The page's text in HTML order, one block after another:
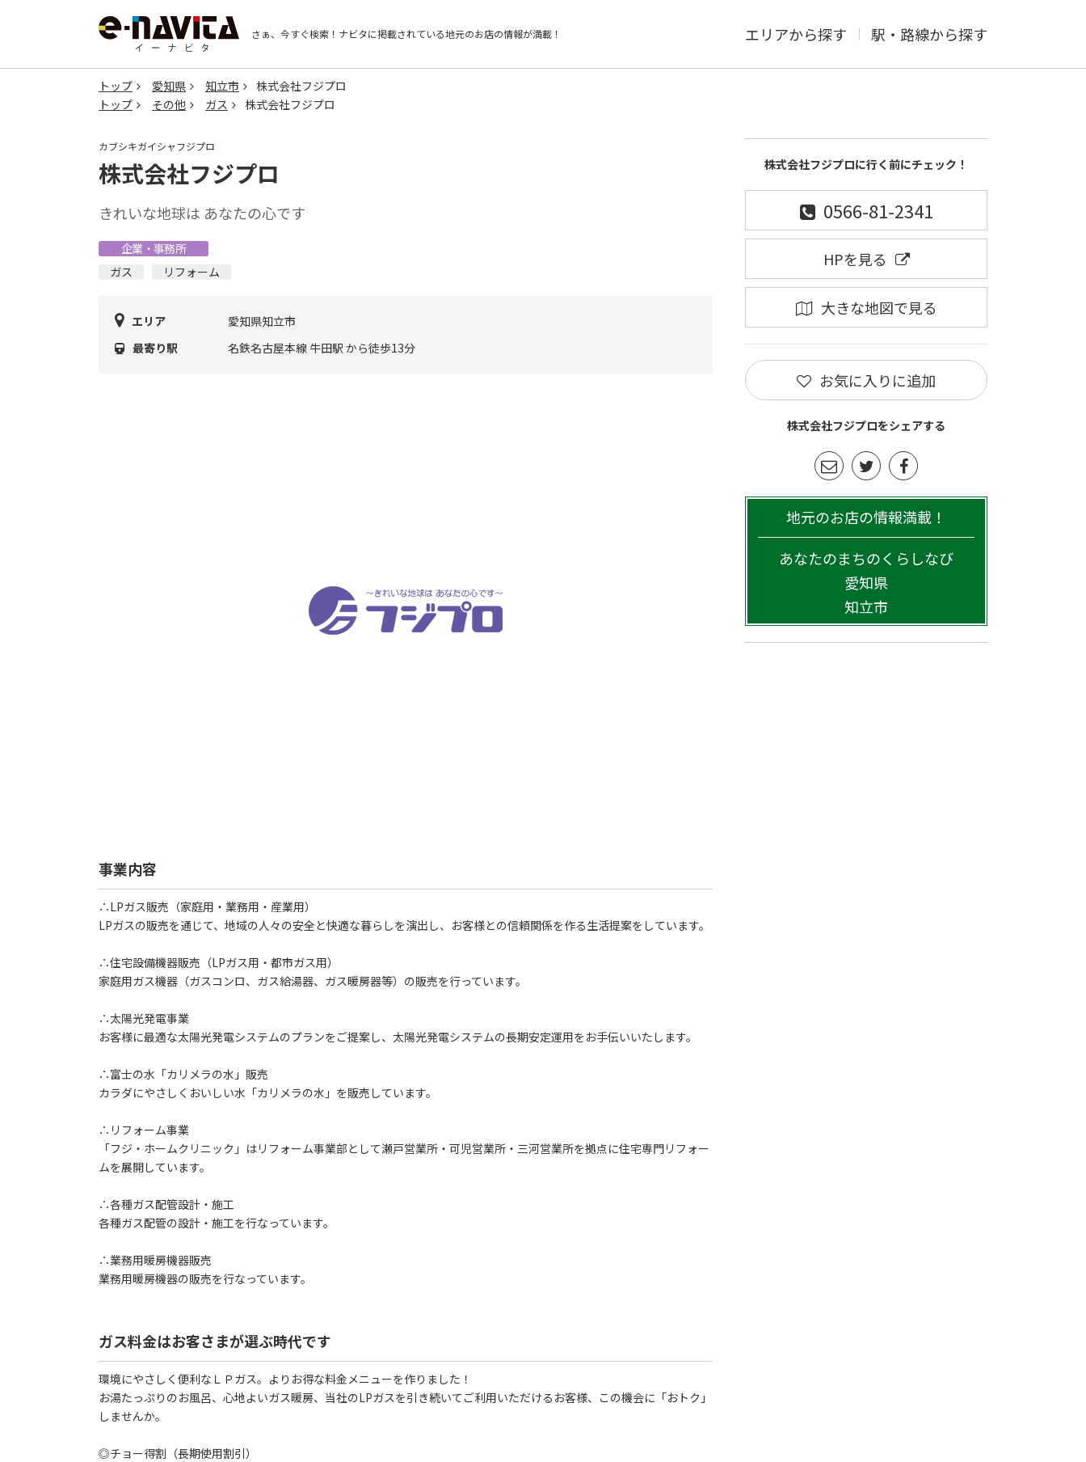
さぁ、今すぐ検索！ ナビタに掲載されている地元のお店の情報が満載！ エリアから探す 駅・路線から探す
トップ 愛知県 知立市
株式会社フジプロ
トップ
その他 ガス 株式会社フジプロ
カブシキガイシャフジプロ
株式会社フジプロ
きれいな地球は あなたの心です
企業・事務所
ガス
リフォーム
エリア
愛知県知立市
最寄り駅
名鉄名古屋本線 牛田駅 から徒歩13分
事業内容
∴LPガス販売（家庭用・業務用・産業用）
LPガスの販売を通じて、地域の人々の安全と快適な暮らしを演出し、お客様との信頼関係を作る生活提案をしています。
∴住宅設備機器販売（LPガス用・都市ガス用）
家庭用ガス機器（ガスコンロ、ガス給湯器、ガス暖房器等）の販売を行っています。
∴太陽光発電事業
お客様に最適な太陽光発電システムのプランをご提案し、太陽光発電システムの長期安定運用をお手伝いいたします。
∴富士の水「カリメラの水」販売
カラダにやさしくおいしい水「カリメラの水」を販売しています。
∴リフォーム事業
「フジ・ホームクリニック」はリフォーム事業部として瀬戸営業所・可児営業所・三河営業所を拠点に住宅専門リフォー
ムを展開しています。
∴各種ガス配管設計・施工
各種ガス配管の設計・施工を行なっています。
∴業務用暖房機器販売
業務用暖房機器の販売を行なっています。
ガス料金はお客さまが選ぶ時代です
環境にやさしく便利なＬＰガス。よりお得な料金メニューを作りました！
お湯たっぷりのお風呂、心地よいガス暖房、当社のLPガスを引き続いてご利用いただけるお客様、この機会に「おトク」
しませんか。
◎チョー得割（長期使用割引）
株式会社フジプロに行く前にチェック！
0566-81-2341
HPを見る
大きな地図で見る
お気に入りに追加
株式会社フジプロをシェアする
地元のお店の情報満載！
あなたのまちのくらしなび
愛知県
知立市